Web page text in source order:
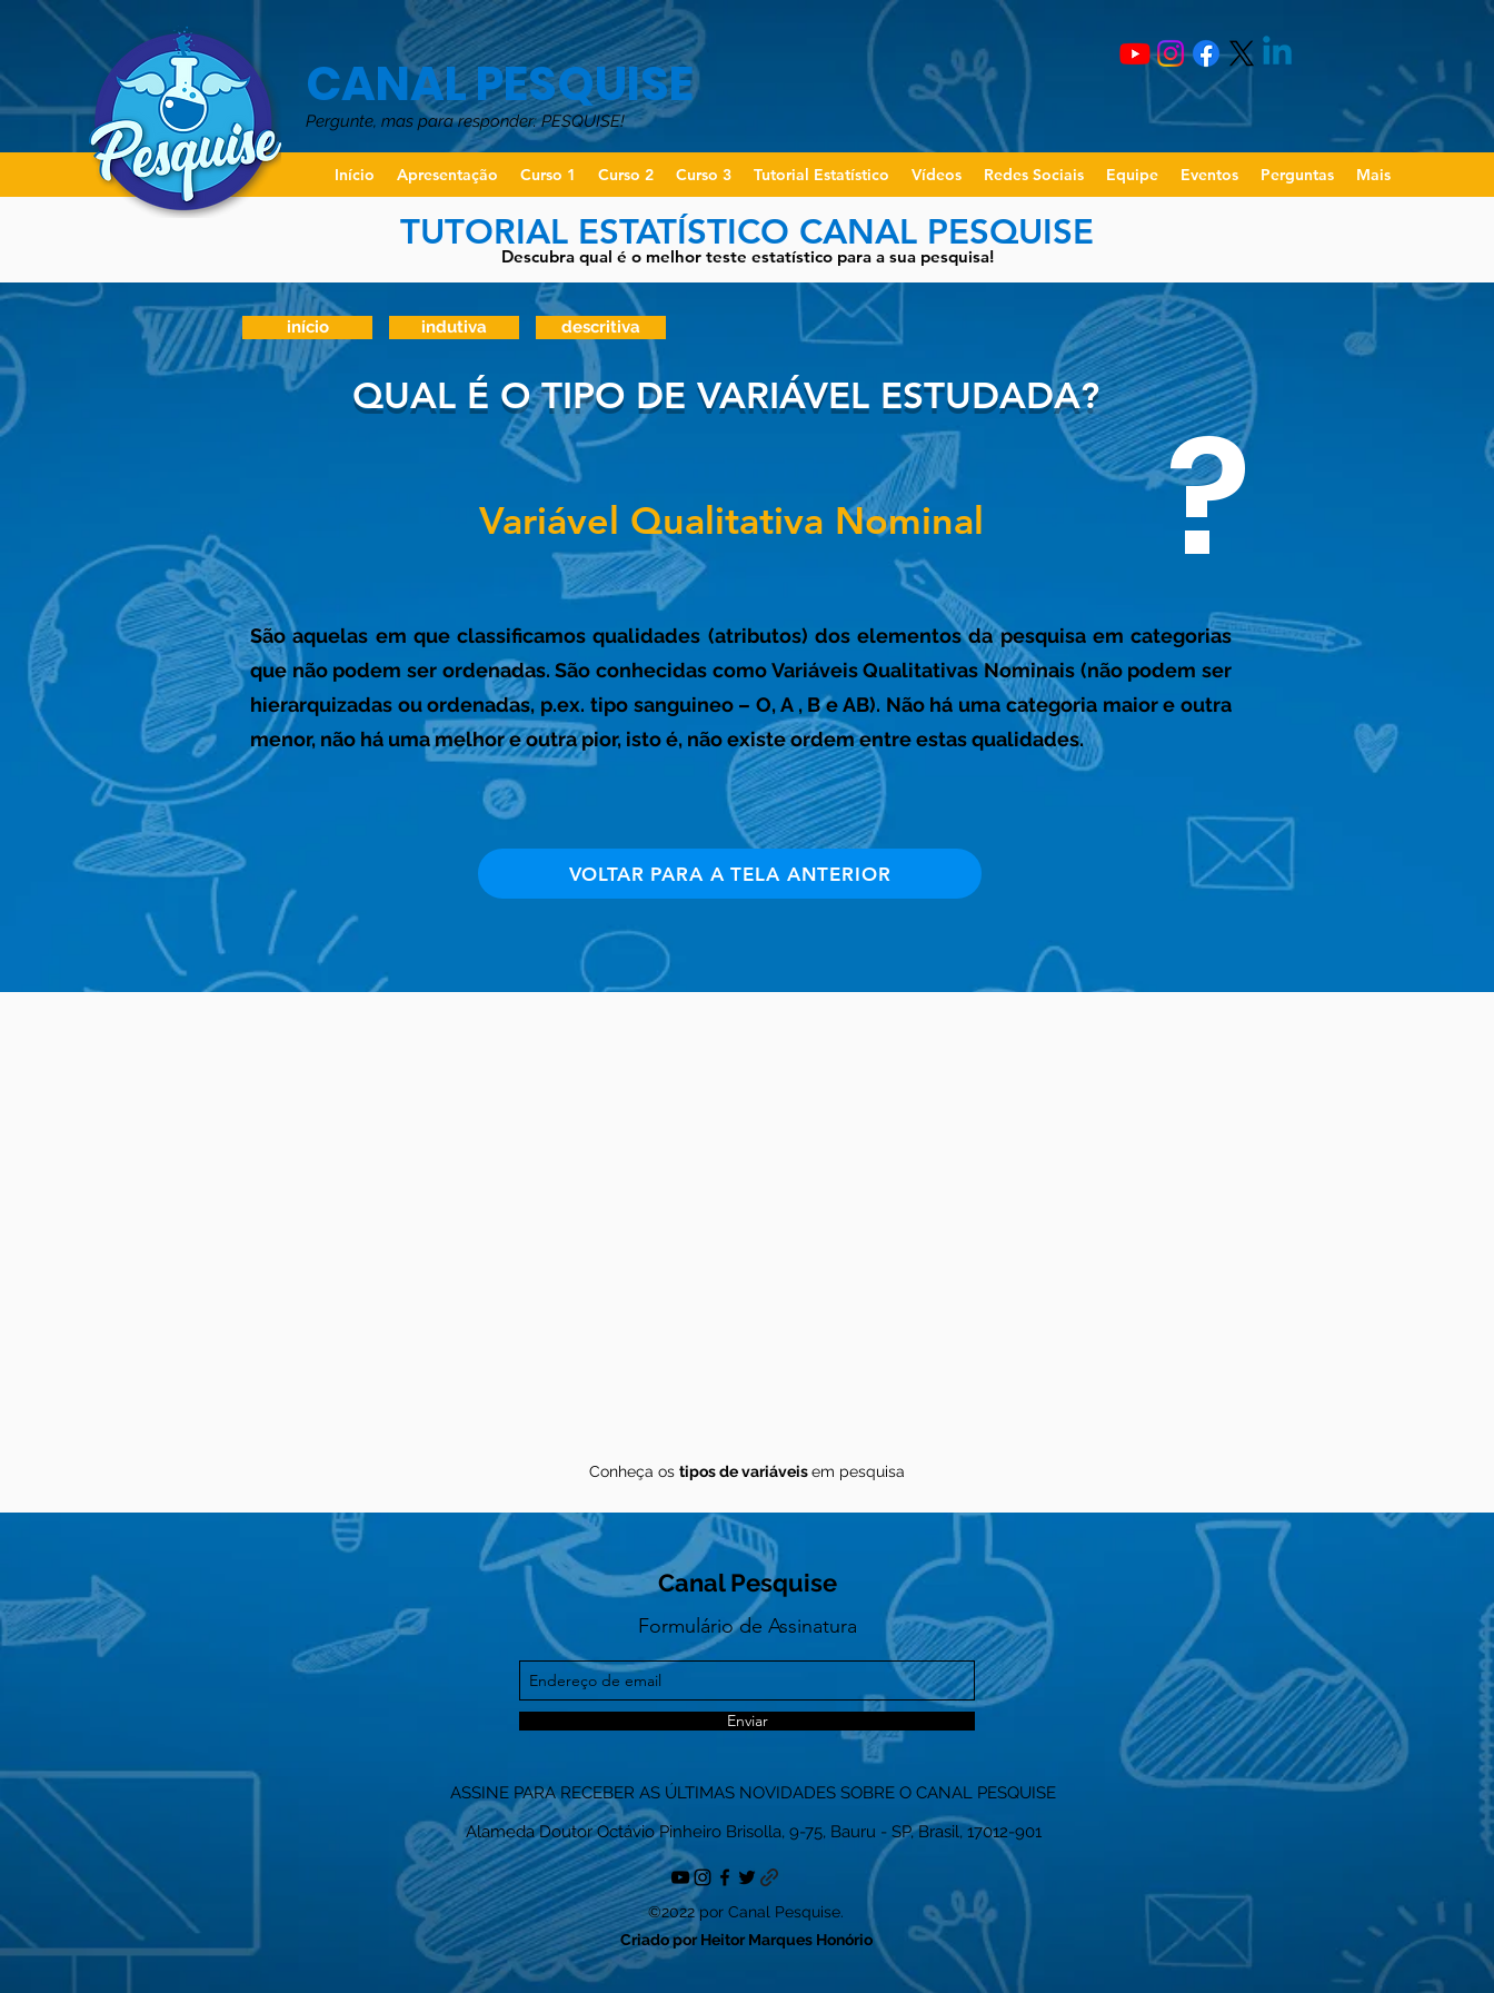
CANAL PESQUISE
Pergunte, mas para responder: PESQUISE!
Início Apresentação Curso 1 Curso 2 Curso 3 Tutorial Estatístico Vídeos Redes Sociais Equipe Eventos Perguntas Mais
TUTORIAL ESTATÍSTICO CANAL PESQUISE
Descubra qual é o melhor teste estatístico para a sua pesquisa!
início indutiva descritiva
QUAL É O TIPO DE VARIÁVEL ESTUDADA?
São aquelas em que classificamos qualidades (atributos) dos elementos da pesquisa em categorias
que não podem ser ordenadas. São conhecidas como Variáveis Qualitativas Nominais (não podem ser
hierarquizadas ou ordenadas, p.ex. tipo sanguineo – O, A , B e AB). Não há uma categoria maior e outra
menor, não há uma melhor e outra pior, isto é, não existe ordem entre estas qualidades.
VOLTAR PARA A TELA ANTERIOR
?
Variável Qualitativa Nominal
Conheça os tipos de variáveisem pesquisa
Canal Pesquise
Formulário de Assinatura
Enviar
ASSINE PARA RECEBER AS ÚLTIMAS NOVIDADES SOBRE O CANAL PESQUISE
Alameda Doutor Octávio Pinheiro Brisolla, 9-75, Bauru - SP, Brasil, 17012-901
©2022 por Canal Pesquise.
Criado por Heitor Marques Honório